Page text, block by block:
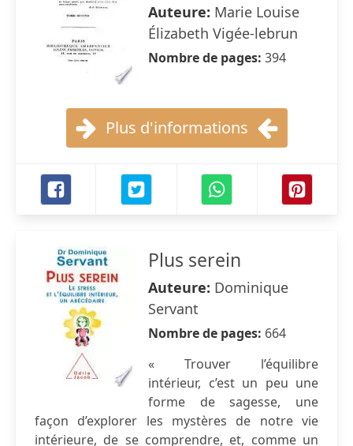
Auteure: Marie Louise
Élizabeth Vigée-lebrun
Nombre de pages: 394
Plus d'informations
Plus serein
Auteure: Dominique
Servant
Nombre de pages: 664
« Trouver l’équilibre
intérieur, c’est un peu une
forme de sagesse, une
façon d’explorer les mystères de notre vie
intérieure, de se comprendre, et, comme un